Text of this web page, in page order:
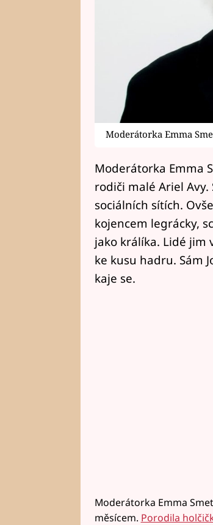
Moderátorka Emma
Moderátorka Emma
rodiči malé Ariel
sociálních sítích.
kojencem legrácky,
jako králíka. Lidé jim
ke kusu hadru. Sám
kaje se.
Moderátorka Emma
měsícem. Porodila